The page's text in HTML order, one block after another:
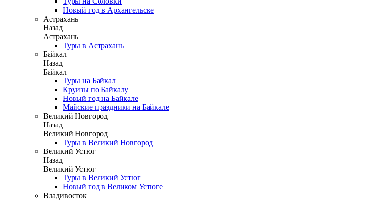
Новый год в Архангельске
Астрахань
Назад
Астрахань
Туры в Астрахань
Байкал
Назад
Байкал
Туры на Байкал
Круизы по Байкалу
Новый год на Байкале
Майские праздники на Байкале
Великий Новгород
Назад
Великий Новгород
Туры в Великий Новгород
Великий Устюг
Назад
Великий Устюг
Туры в Великий Устюг
Новый год в Великом Устюге
Владивосток